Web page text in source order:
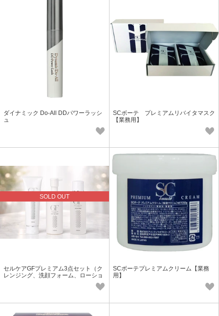
ダイナミック Do-All DDパワーラッシ
ュ
SCボーテ プレミアムリバイタマスク
【業務用】
SOLD OUT
セルケアGFプレミアム3点セット（ク
レンジング、洗顔フォーム、ローショ
SCボーテプレミアムクリーム【業務
用】